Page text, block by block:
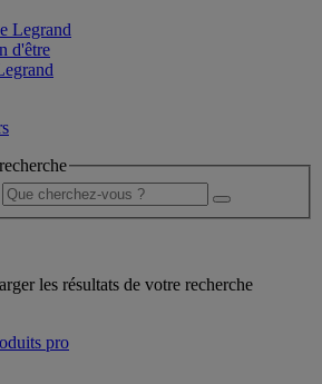
Legrand
d'être
les résultats de votre recherche
pro